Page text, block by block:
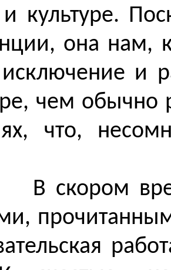
и культуре.
она нам,
и
чем обычно
что,
В скором